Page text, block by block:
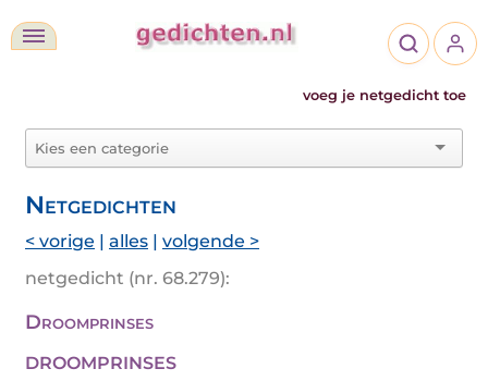
voeg je netgedicht toe
Netgedichten
< vorige | alles | volgende >
netgedicht (nr. 68.279):
Droomprinses
DROOMPRINSES